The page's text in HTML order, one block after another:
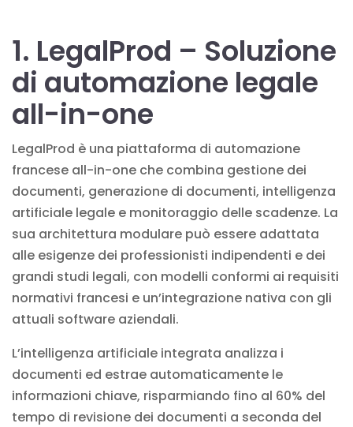
1. LegalProd – Soluzione
di automazione legale
all-in-one
LegalProd è una piattaforma di automazione
francese all-in-one che combina gestione dei
documenti, generazione di documenti, intelligenza
artificiale legale e monitoraggio delle scadenze. La
sua architettura modulare può essere adattata
alle esigenze dei professionisti indipendenti e dei
grandi studi legali, con modelli conformi ai requisiti
normativi francesi e un’integrazione nativa con gli
attuali software aziendali.
L’intelligenza artificiale integrata analizza i
documenti ed estrae automaticamente le
informazioni chiave, risparmiando fino al 60% del
tempo di revisione dei documenti a seconda del